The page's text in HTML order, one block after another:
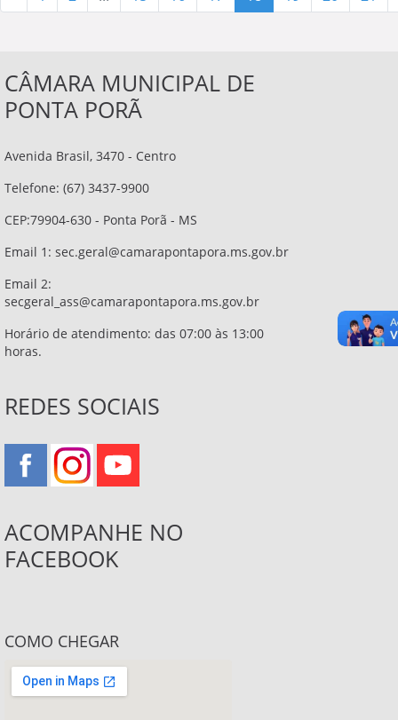
CÂMARA MUNICIPAL DE
PONTA PORÃ
Avenida Brasil, 3470 - Centro
Telefone: (67) 3437-9900
CEP:79904-630 - Ponta Porã - MS
Email 1: sec.geral@camarapontapora.ms.gov.br
Email 2:
secgeral_ass@camarapontapora.ms.gov.br
Horário de atendimento: das 07:00 às 13:00
horas.
REDES SOCIAIS
ACOMPANHE NO
FACEBOOK
COMO CHEGAR